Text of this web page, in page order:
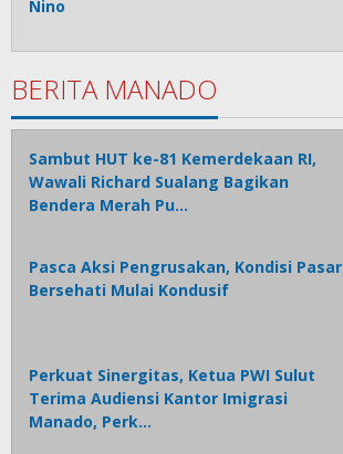
Nino
BERITA MANADO
Sambut HUT ke-81 Kemerdekaan RI,
Wawali Richard Sualang Bagikan
Bendera Merah Pu…
Pasca Aksi Pengrusakan, Kondisi Pasar
Bersehati Mulai Kondusif
Perkuat Sinergitas, Ketua PWI Sulut
Terima Audiensi Kantor Imigrasi
Manado, Perk…